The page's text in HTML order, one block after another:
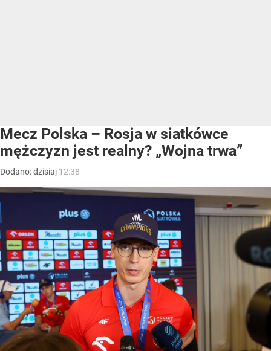
Mecz Polska – Rosja w siatkówce
mężczyzn jest realny? „Wojna trwa”
Dodano:dzisiaj 12:38